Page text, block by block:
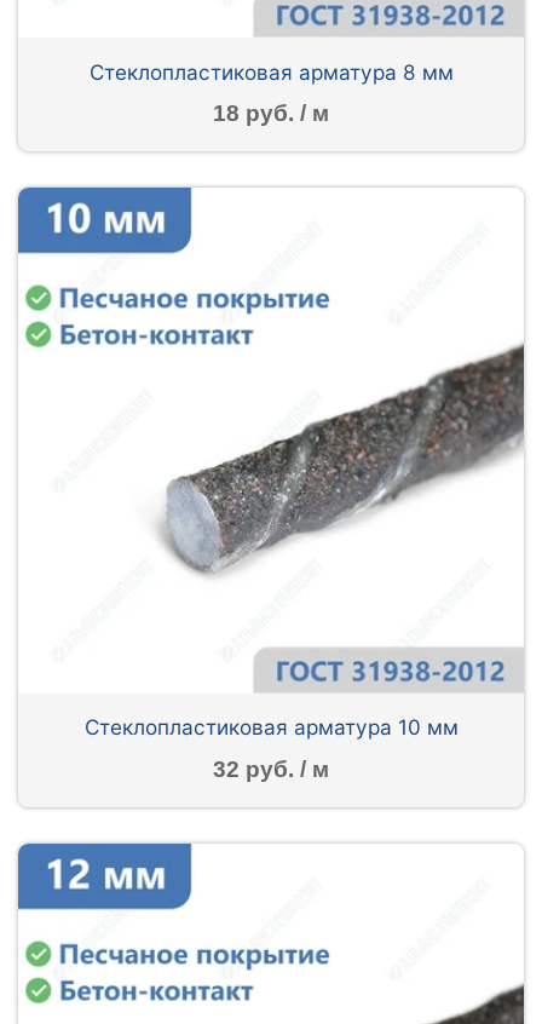
Стеклопластиковая арматура 8 мм
18 руб. / м
Стеклопластиковая арматура 10 мм
32 руб. / м